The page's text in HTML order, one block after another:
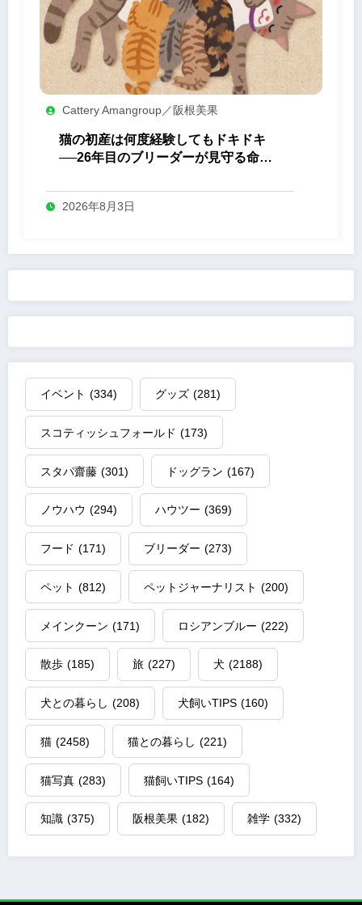
Cattery Amangroup／阪根美果
猫の初産は何度経験してもドキドキ
──26年目のブリーダーが見守る命の
2026年8月3日
イベント (334) グッズ (281)
スコティッシュフォールド (173)
スタパ齋藤 (301) ドッグラン (167)
ノウハウ (294) ハウツー (369)
フード (171) ブリーダー (273)
ペット (812) ペットジャーナリスト (200)
メインクーン (171) ロシアンブルー (222)
散歩 (185) 旅 (227) 犬 (2188)
犬との暮らし (208) 犬飼いTIPS (160)
猫 (2458) 猫との暮らし (221)
猫写真 (283) 猫飼いTIPS (164)
知識 (375) 阪根美果 (182) 雑学 (332)